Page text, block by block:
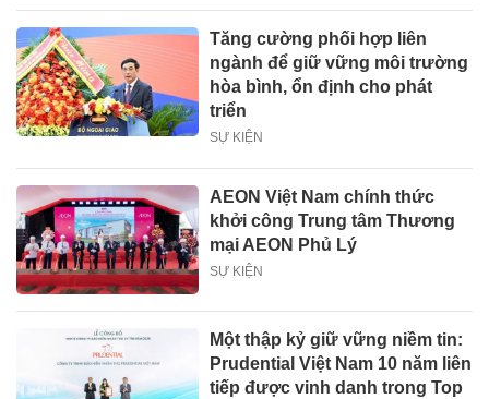
Tăng cường phối hợp liên
ngành để giữ vững môi trường
hòa bình, ổn định cho phát
triển
SỰ KIỆN
AEON Việt Nam chính thức
khởi công Trung tâm Thương
mại AEON Phủ Lý
SỰ KIỆN
Một thập kỷ giữ vững niềm tin:
Prudential Việt Nam 10 năm liên
tiếp được vinh danh trong Top